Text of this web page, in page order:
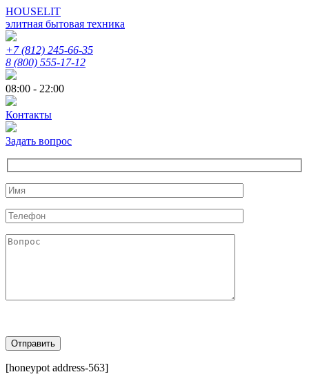
HOUSELIT
элитная бытовая техника
+7 (812) 245-66-35
8 (800) 555-17-12
08:00 - 22:00
Контакты
Задать вопрос
[honeypot address-563]